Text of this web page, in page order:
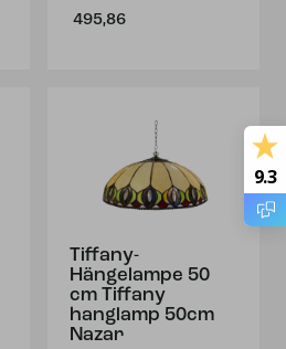
495,86
Tiffany-
Hängelampe 50
cm Tiffany
hanglamp 50cm
Nazar
9.3